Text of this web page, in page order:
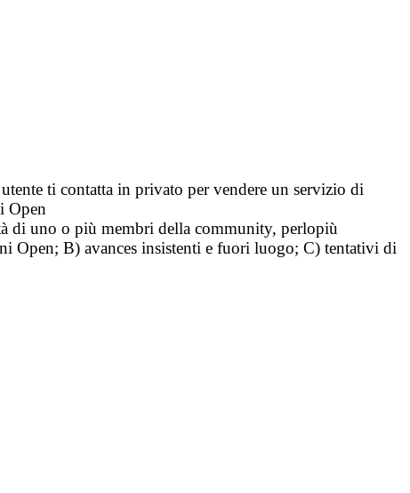
ti contatta in privato per vendere un servizio di
Open
di uno o più membri della community, perlopiù
Open; B) avances insistenti e fuori luogo; C) tentativi di